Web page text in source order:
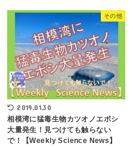
その他
2019.01.30
相模湾に猛毒生物カツオノエボシ
大量発生！見つけても触らない
で！【Weekly Science News】